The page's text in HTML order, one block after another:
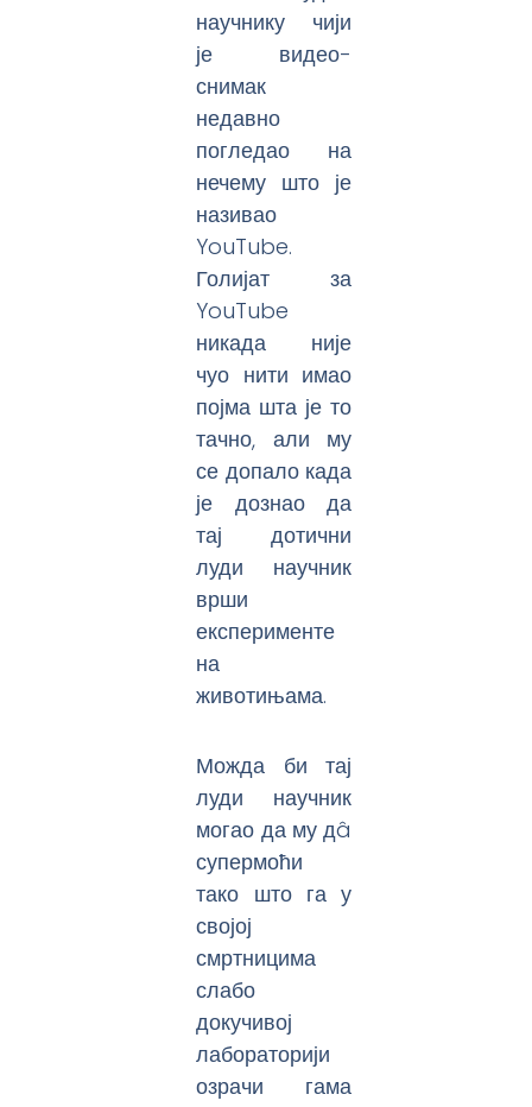
научнику чији
је видео-
снимак
недавно
погледао на
нечему што је
називао
YouTube.
Голијат за
YouTube
никада није
чуо нити имао
појма шта је то
тачно, али му
се допало када
је дознао да
тај дотични
луди научник
врши
експерименте
на
животињама.
Можда би тај
луди научник
могао да му дâ
супермоћи
тако што га у
својој
смртницима
слабо
докучивој
лабораторији
озрачи гама